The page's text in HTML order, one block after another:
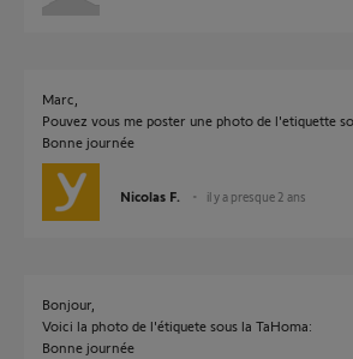
Marc,
Pouvez vous me poster une photo de l'etiquette
Bonne journée
Nicolas F. il y a presque 2 ans
Bonjour,
Voici la photo de l'étiquete sous la TaHoma:
Bonne journée